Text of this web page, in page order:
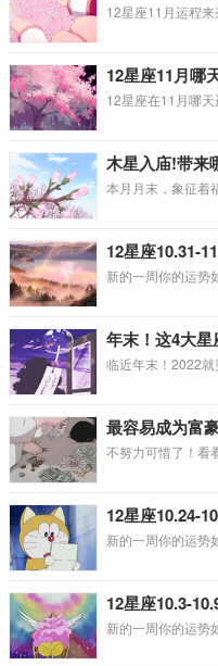
12星座11月运程
12星座11月哪
12星座在11月哪天
木星入庙!带来
本月月末，象征着
12星座10.31-
新的一周你的运势
年末！这4大
临近年末！2022就
最容易成为富
不努力可惜了！看
12星座10.24-
新的一周你的运势
12星座10.3-
新的一周你的运势